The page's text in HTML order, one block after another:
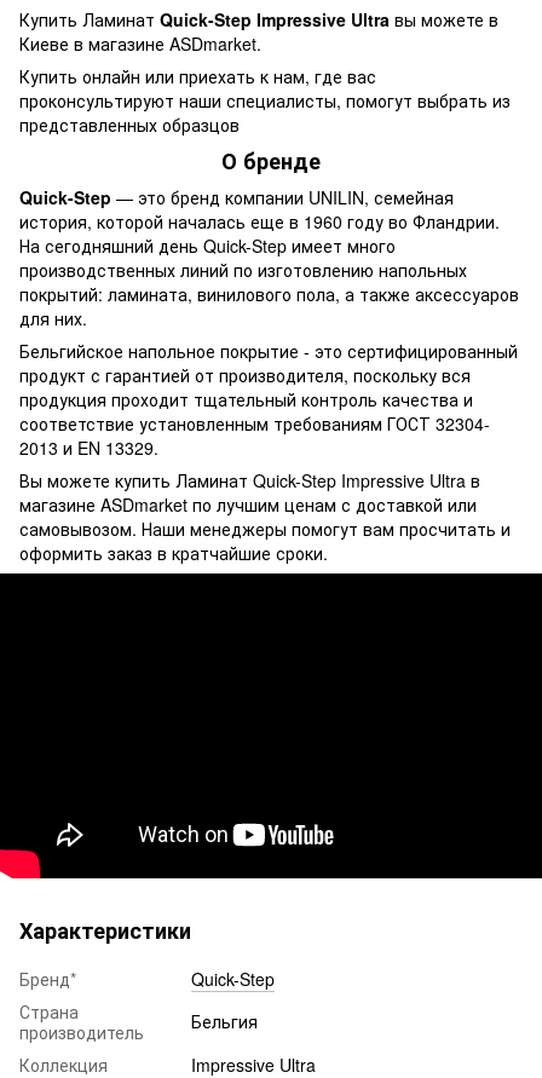
Купить Ламинат Quick-Step Impressive Ultra вы можете в
Киеве в магазине ASDmarket.
Купить онлайн или приехать к нам, где вас
проконсультируют наши специалисты, помогут выбрать из
представленных образцов
О бренде
Quick-Step — это бренд компании UNILIN, семейная
история, которой началась еще в 1960 году во Фландрии.
На сегодняшний день Quick-Step имеет много
производственных линий по изготовлению напольных
покрытий: ламината, винилового пола, а также аксессуаров
для них.
Бельгийское напольное покрытие - это сертифицированный
продукт с гарантией от производителя, поскольку вся
продукция проходит тщательный контроль качества и
соответствие установленным требованиям ГОСТ 32304-
2013 и EN 13329.
Вы можете купить Ламинат Quick-Step Impressive Ultra в
магазине ASDmarket по лучшим ценам с доставкой или
самовывозом. Наши менеджеры помогут вам просчитать и
оформить заказ в кратчайшие сроки.
Характеристики
Бренд*
Quick-Step
Страна
производитель
Бельгия
Коллекция
Impressive​​​​​​​ Ultra